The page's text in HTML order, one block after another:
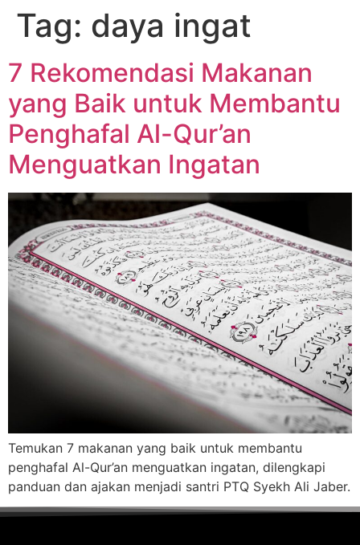
Tag: daya ingat
7 Rekomendasi Makanan
yang Baik untuk Membantu
Penghafal Al-Qur’an
Menguatkan Ingatan
Temukan 7 makanan yang baik untuk membantu
penghafal Al-Qur’an menguatkan ingatan, dilengkapi
panduan dan ajakan menjadi santri PTQ Syekh Ali Jaber.